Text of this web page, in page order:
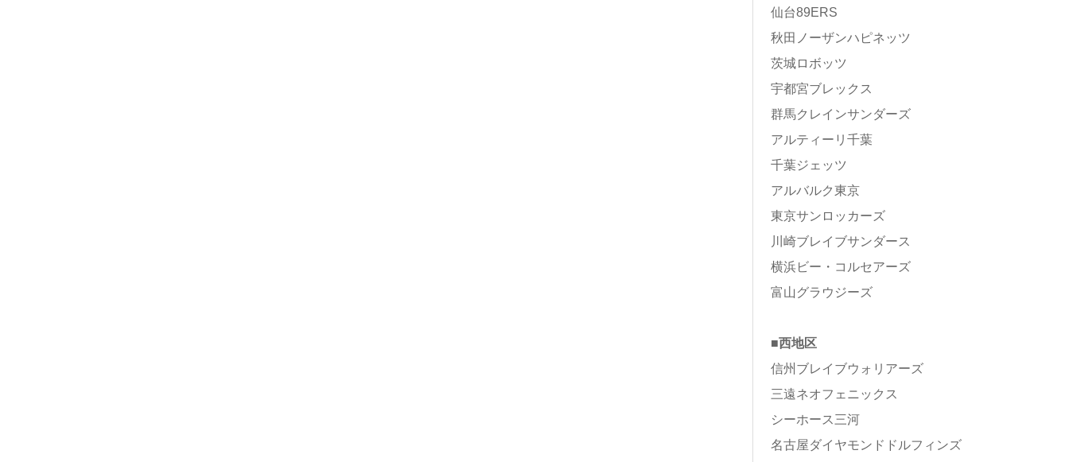
仙台89ERS
秋田ノーザンハピネッツ
茨城ロボッツ
宇都宮ブレックス
群馬クレインサンダーズ
アルティーリ千葉
千葉ジェッツ
アルバルク東京
東京サンロッカーズ
川崎ブレイブサンダース
横浜ビー・コルセアーズ
富山グラウジーズ
■西地区
信州ブレイブウォリアーズ
三遠ネオフェニックス
シーホース三河
名古屋ダイヤモンドドルフィンズ